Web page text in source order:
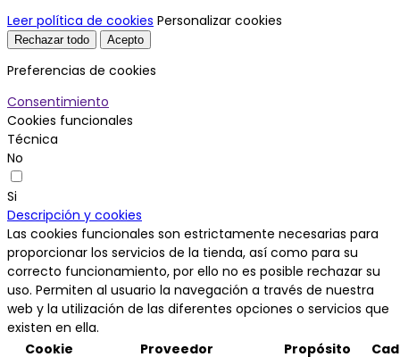
Leer política de cookies Personalizar cookies
Rechazar todo Acepto
Preferencias de cookies
Consentimiento
Cookies funcionales
Técnica
No
Si
Descripción y cookies
Las cookies funcionales son estrictamente necesarias para
proporcionar los servicios de la tienda, así como para su
correcto funcionamiento, por ello no es posible rechazar su
uso. Permiten al usuario la navegación a través de nuestra
web y la utilización de las diferentes opciones o servicios que
existen en ella.
Cookie
Proveedor Propósito